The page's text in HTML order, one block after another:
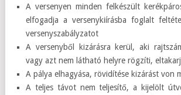
A versenyen minden felkészült
elfogadja a versenykiírásba foglalt
versenyszabályzatot
A versenyből kizárásra kerül, aki
vagy azt nem látható helyre rögzíti,
A pálya elhagyása, rövidítése kizárást von
A teljes távot nem teljesítő, a kijelölt